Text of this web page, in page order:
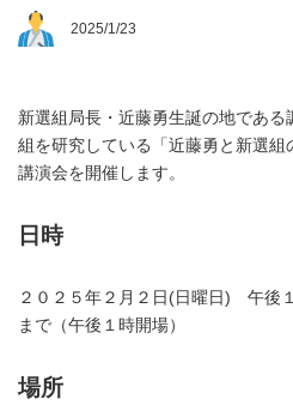
2025/1/23
新選組局長・近藤勇生誕の地である
組を研究している「近藤勇と新選組
講演会を開催します。
日時
２０２５年２月２日(日曜日) 午後
まで（午後１時開場）
場所